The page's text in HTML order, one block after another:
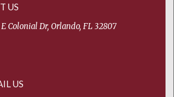
US
E Colonial Dr, Orlando, FL 32807
US